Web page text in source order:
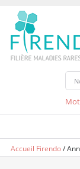
Accueil Firendo/